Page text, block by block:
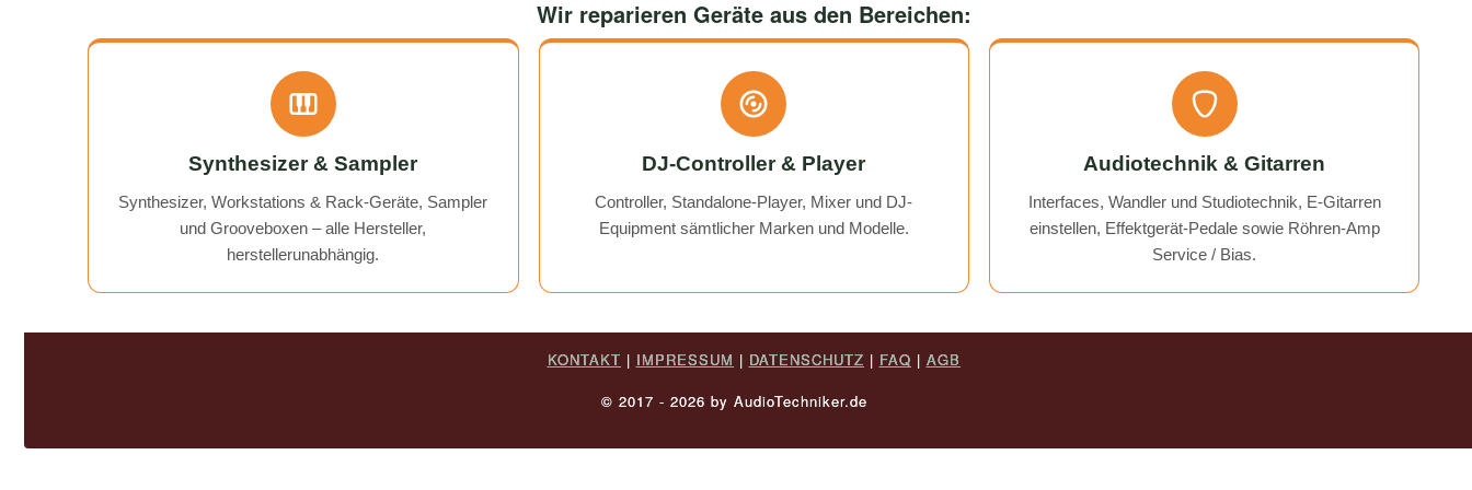
me a "free tip" on how to get an old
recorder working again.
Communication was excellent, and
and hassle-free. I can wholeheartedly
recommend AudioTechniker.de. It's
great that companies like this still
exist!
would use them again anytime!
Wir reparieren Geräte aus den Bereichen:
Synthesizer & Sampler
Synthesizer, Workstations & Rack-Geräte, Sampler
und Grooveboxen – alle Hersteller,
herstellerunabhängig.
DJ-Controller & Player
Controller, Standalone-Player, Mixer und DJ-
Equipment sämtlicher Marken und Modelle.
Audiotechnik & Gitarren
Interfaces, Wandler und Studiotechnik, E-Gitarren
einstellen, Effektgerät-Pedale sowie Röhren-Amp
Service / Bias.
KONTAKT | IMPRESSUM | DATENSCHUTZ | FAQ | AGB
© 2017 - 2026 by AudioTechniker.de